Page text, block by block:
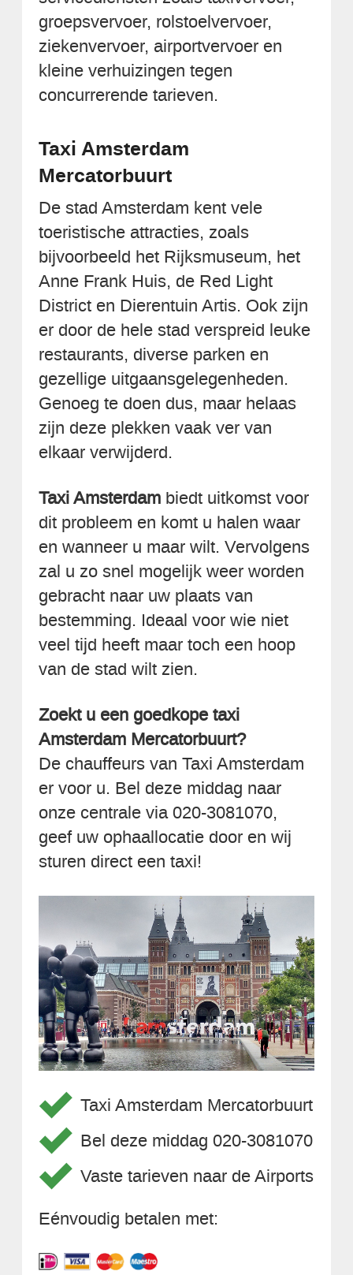
groepsvervoer, rolstoelvervoer,
ziekenvervoer, airportvervoer en
kleine verhuizingen tegen
concurrerende tarieven.
Taxi Amsterdam
Mercatorbuurt
De stad Amsterdam kent vele
toeristische attracties, zoals
bijvoorbeeld het Rijksmuseum, het
Anne Frank Huis, de Red Light
District en Dierentuin Artis. Ook zijn
er door de hele stad verspreid leuke
restaurants, diverse parken en
gezellige uitgaansgelegenheden.
Genoeg te doen dus, maar helaas
zijn deze plekken vaak ver van
elkaar verwijderd.
Taxi Amsterdam biedt uitkomst voor
dit probleem en komt u halen waar
en wanneer u maar wilt. Vervolgens
zal u zo snel mogelijk weer worden
gebracht naar uw plaats van
bestemming. Ideaal voor wie niet
veel tijd heeft maar toch een hoop
van de stad wilt zien.
Zoekt u een goedkope taxi
Amsterdam Mercatorbuurt?
De chauffeurs van Taxi Amsterdam
er voor u. Bel deze middag naar
onze centrale via 020-3081070,
geef uw ophaallocatie door en wij
sturen direct een taxi!
Taxi Amsterdam Mercatorbuurt
Bel deze middag 020-3081070
Vaste tarieven naar de Airports
Eénvoudig betalen met: